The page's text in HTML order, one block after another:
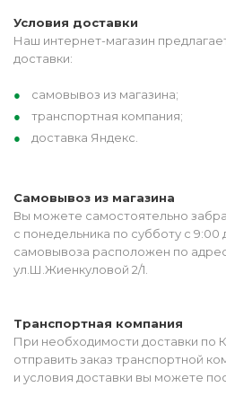
Условия доставки
Наш интернет-магазин
доставки:
самовывоз из магазина;
транспортная компания;
доставка Яндекс.
Самовывоз из магазина
Вы можете самостоятельно
с понедельника по субботу с 9:00
самовывоза расположен по
ул.Ш.Жиенкуловой 2/1.
Транспортная компания
При необходимости доставки по
отправить заказ транспортной
и условия доставки вы можете